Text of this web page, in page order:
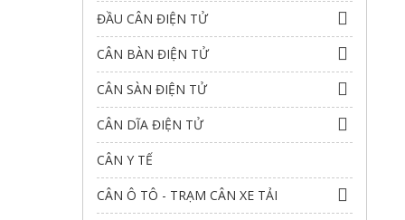
ĐẦU CÂN ĐIỆN TỬ
CÂN BÀN ĐIỆN TỬ
CÂN SÀN ĐIỆN TỬ
CÂN DĨA ĐIỆN TỬ
CÂN Y TẾ
CÂN Ô TÔ - TRẠM CÂN XE TẢI